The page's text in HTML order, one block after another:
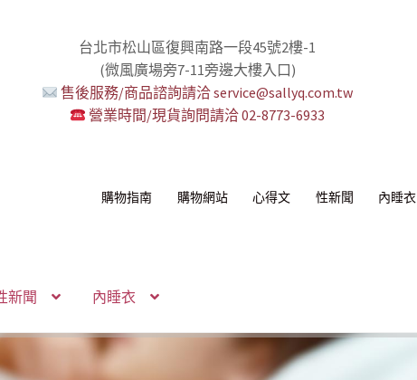
台北市松山區復興南路一段45號2樓-1
(微風廣場旁7-11旁邊大樓入口)
售後服務/商品諮詢請洽 service@sallyq.com.tw
營業時間/現貨詢問請洽 02-8773-6933
購物指南 購物網站 心得文 性新聞 內睡衣
新聞 內睡衣
！
！
+短鏈
一起嗎？
場！
案者
壞壞！
高潮宇宙！
的私密區域
了！
包
音服務